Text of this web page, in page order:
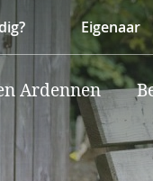
Eigenaar
Ardennen